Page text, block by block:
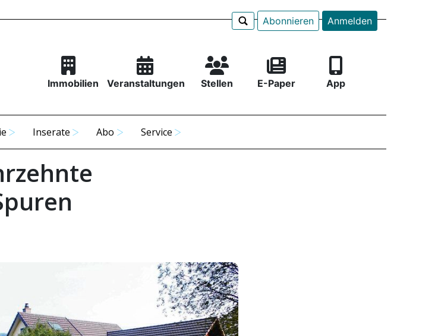
Abonnieren Anmelden
Immobilien Veranstaltungen Stellen E-Paper App
Inserate Abo Service